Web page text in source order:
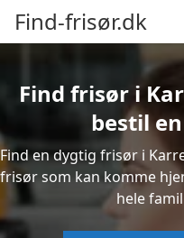
Find-frisør.dk
Find frisør i
bestil
Find en dygtig frisør i
frisør som kan komme
hele